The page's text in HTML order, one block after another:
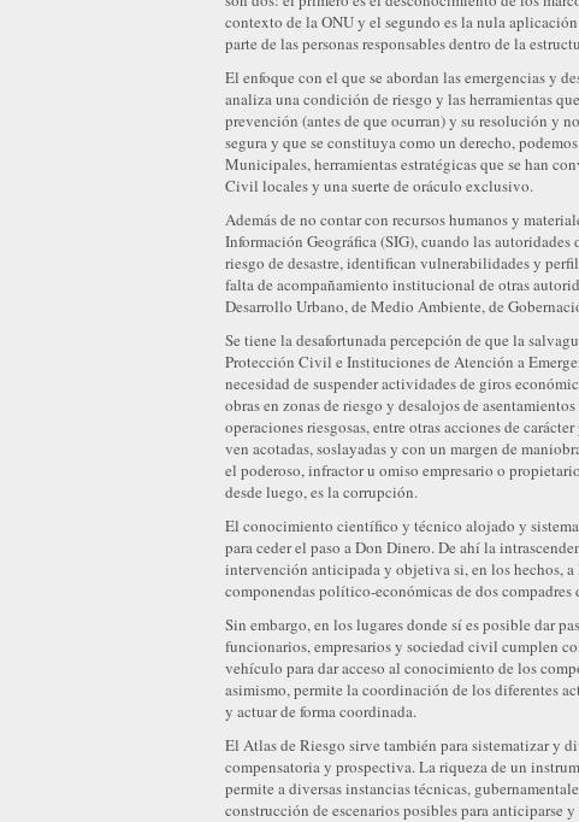
contexto de la ONU y el segundo es la nula
parte de las personas responsables dentro de la
El enfoque con el que se abordan las emergencias y
analiza una condición de riesgo y las herramientas
prevención (antes de que ocurran) y su resolución y
segura y que se constituya como un derecho,
Municipales, herramientas estratégicas que se han
Civil locales y una suerte de oráculo exclusivo.
Además de no contar con recursos humanos y
Información Geográfica (SIG), cuando las
riesgo de desastre, identifican vulnerabilidades y
falta de acompañamiento institucional de otras
Desarrollo Urbano, de Medio Ambiente, de
Se tiene la desafortunada percepción de que la
Protección Civil e Instituciones de Atención a
necesidad de suspender actividades de giros
obras en zonas de riesgo y desalojos de
operaciones riesgosas, entre otras acciones de
ven acotadas, soslayadas y con un margen de
el poderoso, infractor u omiso empresario o
desde luego, es la corrupción.
El conocimiento científico y técnico alojado y
para ceder el paso a Don Dinero. De ahí la
intervención anticipada y objetiva si, en los hechos,
componendas político-económicas de dos compadres
Sin embargo, en los lugares donde sí es posible dar
funcionarios, empresarios y sociedad civil cumplen
vehículo para dar acceso al conocimiento de los
asimismo, permite la coordinación de los diferentes
y actuar de forma coordinada.
El Atlas de Riesgo sirve también para sistematizar y
compensatoria y prospectiva. La riqueza de un
permite a diversas instancias técnicas,
construcción de escenarios posibles para anticiparse